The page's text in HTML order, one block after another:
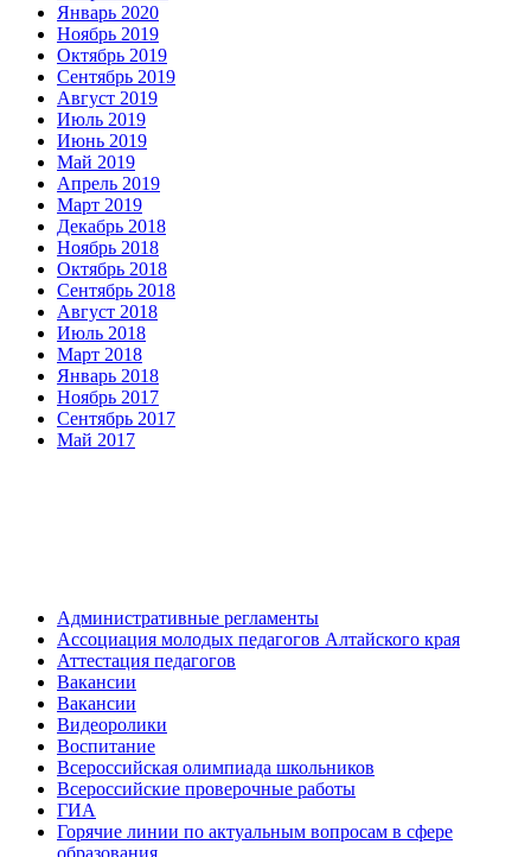
Январь 2020
Ноябрь 2019
Октябрь 2019
Сентябрь 2019
Август 2019
Июль 2019
Июнь 2019
Май 2019
Апрель 2019
Март 2019
Декабрь 2018
Ноябрь 2018
Октябрь 2018
Сентябрь 2018
Август 2018
Июль 2018
Март 2018
Январь 2018
Ноябрь 2017
Сентябрь 2017
Май 2017
Административные регламенты
Ассоциация молодых педагогов Алтайского края
Аттестация педагогов
Вакансии
Вакансии
Видеоролики
Воспитание
Всероссийская олимпиада школьников
Всероссийские проверочные работы
ГИА
Горячие линии по актуальным вопросам в сфере
образования